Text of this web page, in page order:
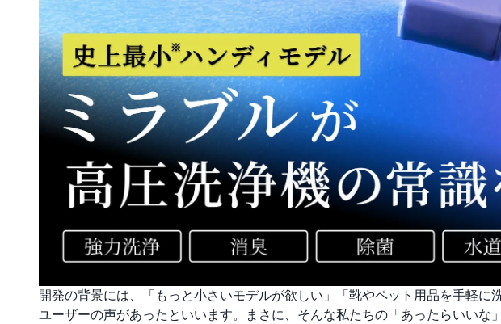
開発の背景には、「もっと小さいモデルが欲しい」「靴やペット用品を手軽に
ユーザーの声があったといいます。まさに、そんな私たちの「あったらいいな